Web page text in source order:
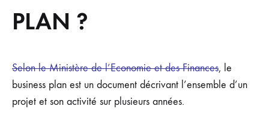
PLAN ?
Selon le Ministère de l’Economie et des Finances, le
business plan est un document décrivant l’ensemble d’un
projet et son activité sur plusieurs années.